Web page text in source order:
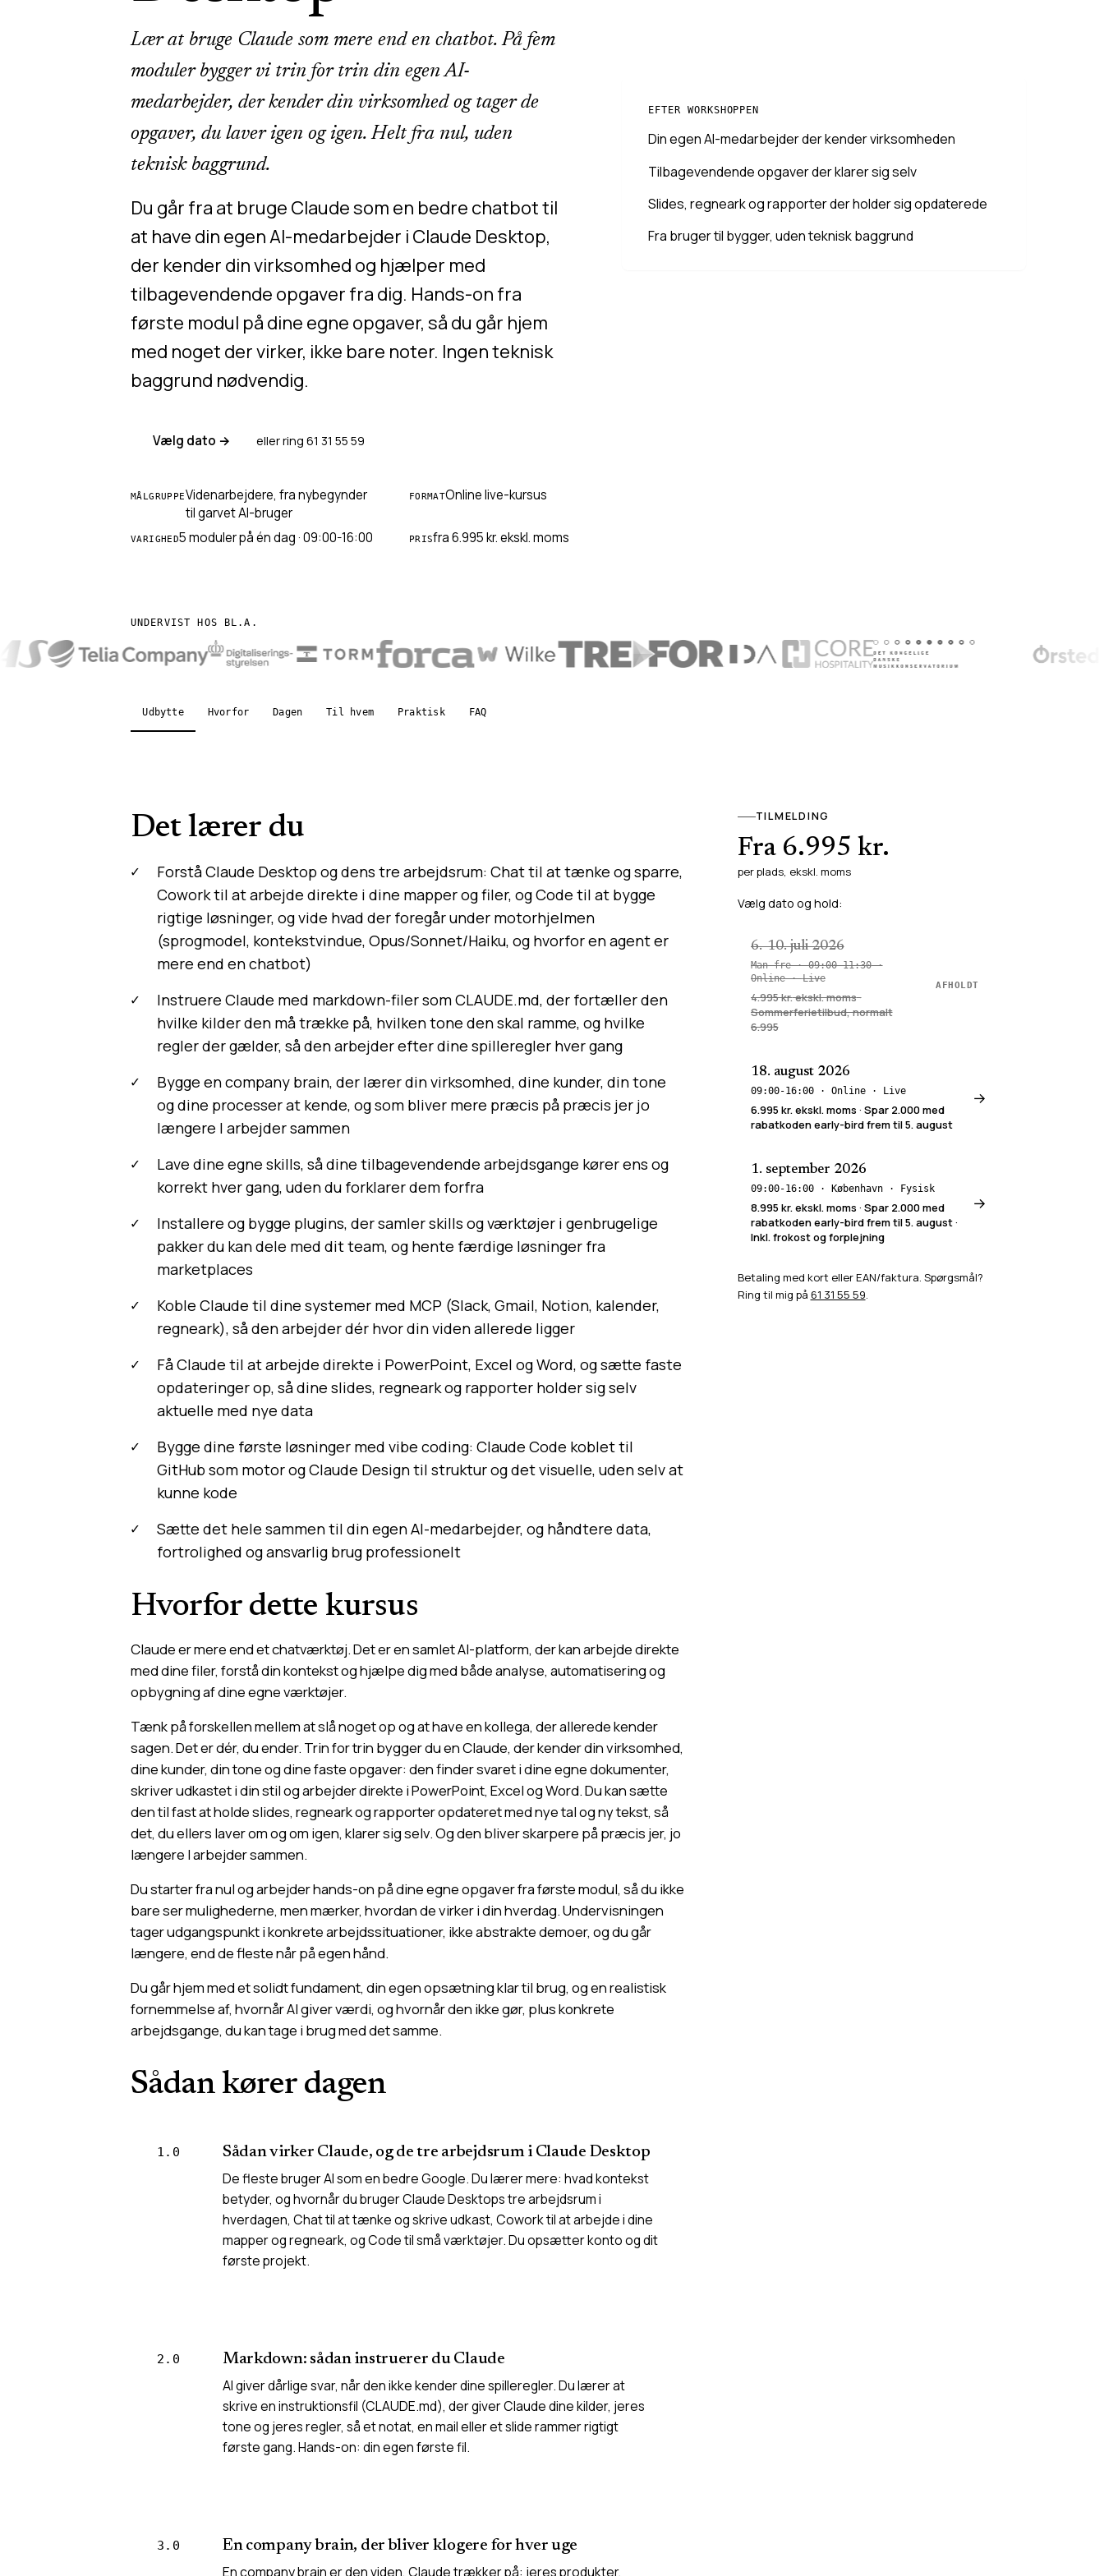
Lær at bruge Claude som mere end en chatbot. På fem
moduler bygger vi trin for trin din egen AI-
medarbejder, der kender din virksomhed og tager de
opgaver, du laver igen og igen. Helt fra nul, uden
teknisk baggrund.
Du går fra at bruge Claude som en bedre chatbot til
at have din egen AI-medarbejder i Claude Desktop,
der kender din virksomhed og hjælper med
tilbagevendende opgaver fra dig. Hands-on fra
første modul på dine egne opgaver, så du går hjem
med noget der virker, ikke bare noter. Ingen teknisk
baggrund nødvendig.
Vælg dato → eller ring 61 31 55 59
MÅLGRUPPEVidenarbejdere, fra nybegynder
til garvet AI-bruger
FORMATOnline live-kursus
VARIGHED5 moduler på én dag · 09:00-16:00 PRISfra 6.995 kr.ekskl. moms
EFTER WORKSHOPPEN
Din egen AI-medarbejder der kender virksomheden
Tilbagevendende opgaver der klarer sig selv
Slides, regneark og rapporter der holder sig opdaterede
Fra bruger til bygger, uden teknisk baggrund
UNDERVIST HOS BL.A.
Udbytte Hvorfor Dagen Til hvem Praktisk FAQ
Det lærer du
Forstå Claude Desktop og dens tre arbejdsrum: Chat til at tænke og sparre,
Cowork til at arbejde direkte i dine mapper og filer, og Code til at bygge
rigtige løsninger, og vide hvad der foregår under motorhjelmen
(sprogmodel, kontekstvindue, Opus/Sonnet/Haiku, og hvorfor en agent er
mere end en chatbot)
Instruere Claude med markdown-filer som CLAUDE.md, der fortæller den
hvilke kilder den må trække på, hvilken tone den skal ramme, og hvilke
regler der gælder, så den arbejder efter dine spilleregler hver gang
Bygge en company brain, der lærer din virksomhed, dine kunder, din tone
og dine processer at kende, og som bliver mere præcis på præcis jer jo
længere I arbejder sammen
Lave dine egne skills, så dine tilbagevendende arbejdsgange kører ens og
korrekt hver gang, uden du forklarer dem forfra
Installere og bygge plugins, der samler skills og værktøjer i genbrugelige
pakker du kan dele med dit team, og hente færdige løsninger fra
marketplaces
Koble Claude til dine systemer med MCP (Slack, Gmail, Notion, kalender,
regneark), så den arbejder dér hvor din viden allerede ligger
Få Claude til at arbejde direkte i PowerPoint, Excel og Word, og sætte faste
opdateringer op, så dine slides, regneark og rapporter holder sig selv
aktuelle med nye data
Bygge dine første løsninger med vibe coding: Claude Code koblet til
GitHub som motor og Claude Design til struktur og det visuelle, uden selv at
kunne kode
Sætte det hele sammen til din egen AI-medarbejder, og håndtere data,
fortrolighed og ansvarlig brug professionelt
Hvorfor dette kursus
Claude er mere end et chatværktøj. Det er en samlet AI-platform, der kan arbejde direkte
med dine filer, forstå din kontekst og hjælpe dig med både analyse, automatisering og
opbygning af dine egne værktøjer.
Tænk på forskellen mellem at slå noget op og at have en kollega, der allerede kender
sagen. Det er dér, du ender. Trin for trin bygger du en Claude, der kender din virksomhed,
dine kunder, din tone og dine faste opgaver: den finder svaret i dine egne dokumenter,
skriver udkastet i din stil og arbejder direkte i PowerPoint, Excel og Word. Du kan sætte
den til fast at holde slides, regneark og rapporter opdateret med nye tal og ny tekst, så
det, du ellers laver om og om igen, klarer sig selv. Og den bliver skarpere på præcis jer, jo
længere I arbejder sammen.
Du starter fra nul og arbejder hands-on på dine egne opgaver fra første modul, så du ikke
bare ser mulighederne, men mærker, hvordan de virker i din hverdag. Undervisningen
tager udgangspunkt i konkrete arbejdssituationer, ikke abstrakte demoer, og du går
længere, end de fleste når på egen hånd.
Du går hjem med et solidt fundament, din egen opsætning klar til brug, og en realistisk
fornemmelse af, hvornår AI giver værdi, og hvornår den ikke gør, plus konkrete
arbejdsgange, du kan tage i brug med det samme.
Sådan kører dagen
1.0 Sådan virker Claude, og de tre arbejdsrum i Claude Desktop
De fleste bruger AI som en bedre Google. Du lærer mere: hvad kontekst
betyder, og hvornår du bruger Claude Desktops tre arbejdsrum i
hverdagen, Chat til at tænke og skrive udkast, Cowork til at arbejde i dine
mapper og regneark, og Code til små værktøjer. Du opsætter konto og dit
første projekt.
2.0 Markdown: sådan instruerer du Claude
AI giver dårlige svar, når den ikke kender dine spilleregler. Du lærer at
skrive en instruktionsfil (CLAUDE.md), der giver Claude dine kilder, jeres
tone og jeres regler, så et notat, en mail eller et slide rammer rigtigt
første gang. Hands-on: din egen første fil.
3.0 En company brain, der bliver klogere for hver uge
En company brain er den viden, Claude trækker på: jeres produkter,
TILMELDING
Fra 6.995 kr.
per plads, ekskl. moms
Vælg dato og hold:
6.-10. juli 2026
Man-fre · 09:00-11:30·
Online·Live
4.995 kr.ekskl. moms·
Sommerferietilbud, normalt
6.995
AFHOLDT
18. august 2026
09:00-16:00· Online· Live
6.995 kr.ekskl. moms · Spar 2.000 med
rabatkoden early-bird frem til 5. august
→
1. september 2026
09:00-16:00· København· Fysisk
8.995 kr.ekskl. moms · Spar 2.000 med
rabatkoden early-bird frem til 5. august ·
Inkl. frokost og forplejning
→
Betaling med kort eller EAN/faktura. Spørgsmål?
Ring til mig på 61 31 55 59.